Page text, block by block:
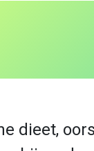
dieet,